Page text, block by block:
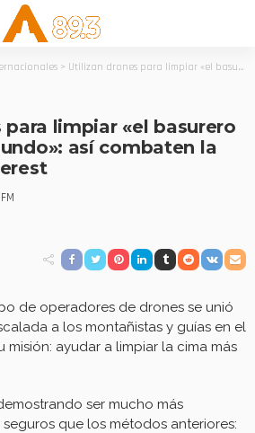
> Utilizan drones para limpiar «el basurero más alto del mundo»: así combaten la mugre en el Everest
limpiar «el basurero
así combaten la
de operadores de drones se unió
a los montañistas y guías en el
misión: ayudar a limpiar la cima más
ser mucho más
que los métodos anteriores: